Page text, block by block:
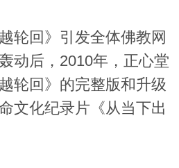
轮回》引发全体佛教网
动后，2010年，正心堂
轮回》的完整版和升级
化纪录片《从当下出